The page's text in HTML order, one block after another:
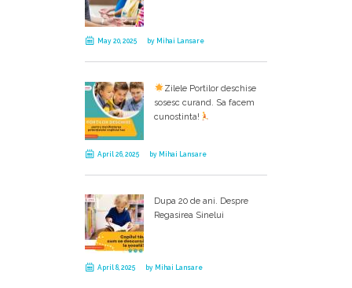
May 20, 2025 by Mihai Lansare
Zilele Portilor deschise
sosesc curand. Sa facem
cunostinta!
April 26, 2025 by Mihai Lansare
Dupa 20 de ani. Despre
Regasirea Sinelui
April 8, 2025 by Mihai Lansare